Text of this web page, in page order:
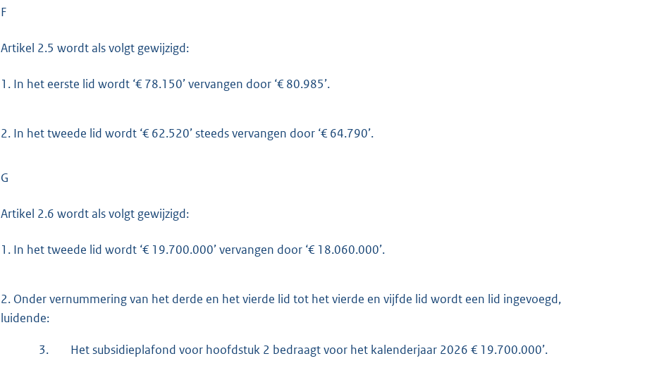
F
Artikel 2.5 wordt als volgt gewijzigd:
1. In het eerste lid wordt ‘€ 78.150’ vervangen door ‘€ 80.985’.
2. In het tweede lid wordt ‘€ 62.520’ steeds vervangen door ‘€ 64.790’.
G
Artikel 2.6 wordt als volgt gewijzigd:
1. In het tweede lid wordt ‘€ 19.700.000’ vervangen door ‘€ 18.060.000’.
2. Onder vernummering van het derde en het vierde lid tot het vierde en vijfde lid wordt een lid ingevoegd,
luidende:
3. Het subsidieplafond voor hoofdstuk 2 bedraagt voor het kalenderjaar 2026 € 19.700.000’.